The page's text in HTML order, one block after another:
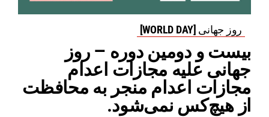
روز جهانی [WORLD DAY]
بیست و دومین دوره – روز
جهانی علیه مجازات اعدام
مجازات اعدام منجر به محافظت
از هیچ‌کس نمی‌شود.